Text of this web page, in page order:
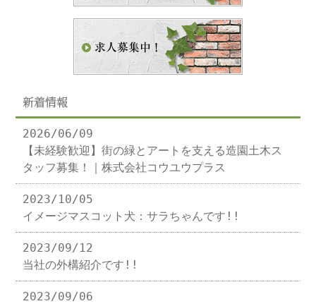
新着情報
2026/06/09
【未経験歓迎】街の緑とアートを支える造園土木ス
タッフ募集！｜株式会社コウユウプラス
2023/10/05
イメージマスコット犬：サラちゃんです!!
2023/09/12
当社の外構紹介です!!
2023/09/06